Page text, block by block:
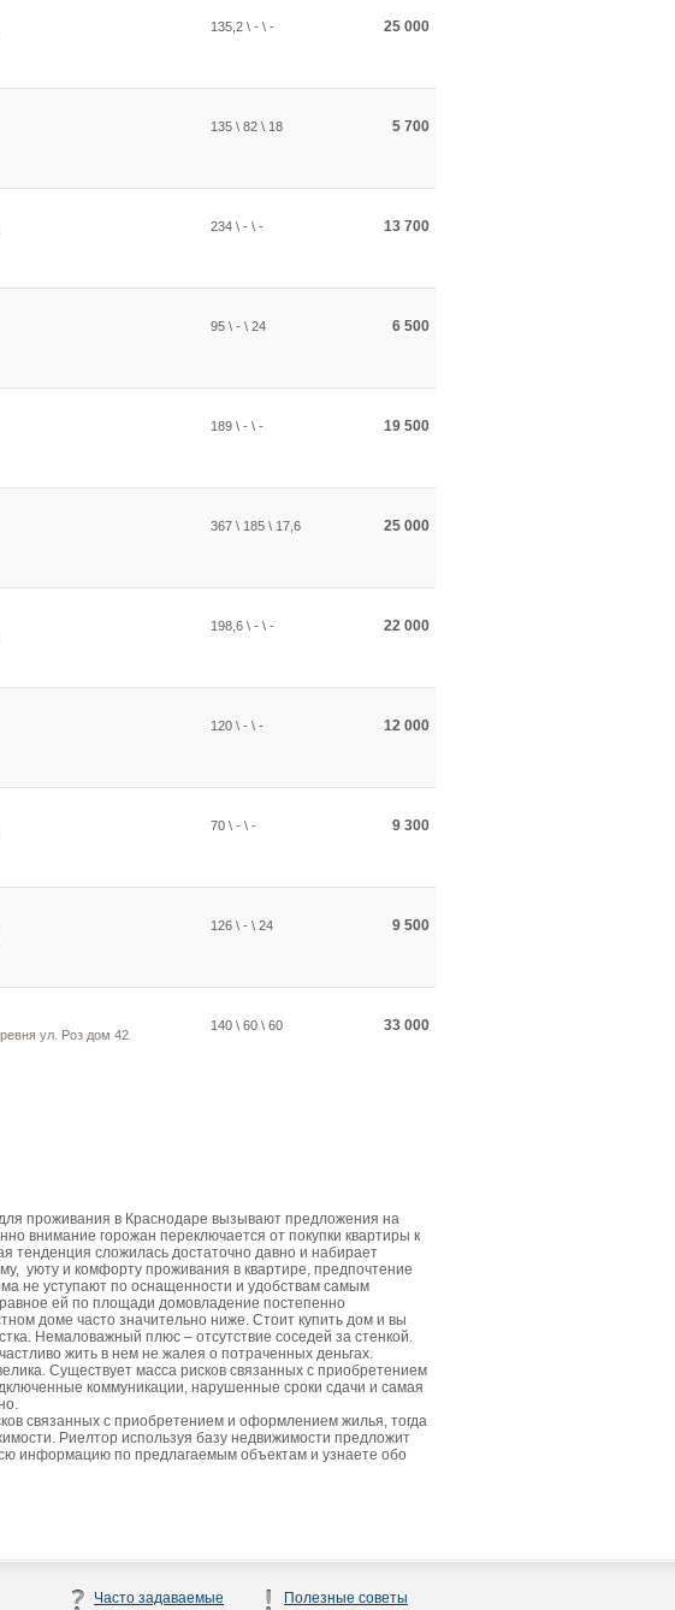
135,2 \ - \ - 25 000
135 \ 82 \ 18 5 700
234 \ - \ - 13 700
95 \ - \ 24 6 500
189 \ - \ - 19 500
367 \ 185 \ 17,6 25 000
198,6 \ - \ - 22 000
120 \ - \ - 12 000
70 \ - \ - 9 300
126 \ - \ 24 9 500
ул. Роз дом 42
140 \ 60 \ 60 33 000
проживания в Краснодаре вызывают предложения на
внимание горожан переключается от покупки квартиры к
тенденция сложилась достаточно давно и набирает
уюту и комфорту проживания в квартире, предпочтение
не уступают по оснащенности и удобствам самым
ей по площади домовладение постепенно
доме часто значительно ниже. Стоит купить дом и вы
Немаловажный плюс – отсутствие соседей за стенкой.
жить в нем не жалея о потраченных деньгах.
Существует масса рисков связанных с приобретением
коммуникации, нарушенные сроки сдачи и самая
связанных с приобретением и оформлением жилья, тогда
Риелтор используя базу недвижимости предложит
информацию по предлагаемым объектам и узнаете обо
Часто задаваемые
Полезные советы